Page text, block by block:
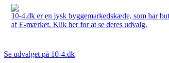
10-4.dk er en jysk byggemarkedskæde, som har
af E-mærket. Klik her for at se deres udvalg.
Se udvalget på 10-4.dk